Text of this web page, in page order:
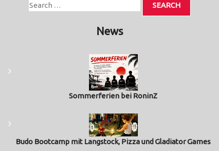
News
Sommerferien bei RoninZ
Budo Bootcamp mit Langstock, Pizza und Gladiator Games